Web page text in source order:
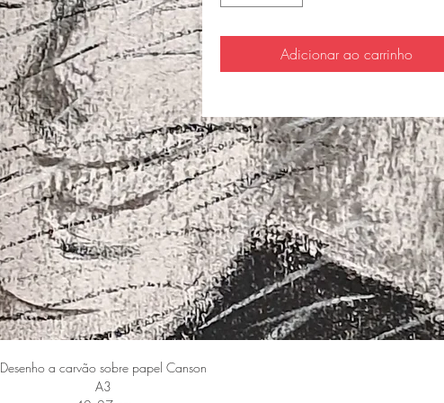
Adicionar ao carrinho
Desenho a carvão sobre papel Canson
A3